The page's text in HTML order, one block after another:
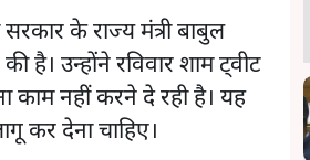
के राज्य मंत्री बाबुल
है। उन्होंने रविवार शाम ट्वीट
काम नहीं करने दे रही है। यह
कर देना चाहिए।